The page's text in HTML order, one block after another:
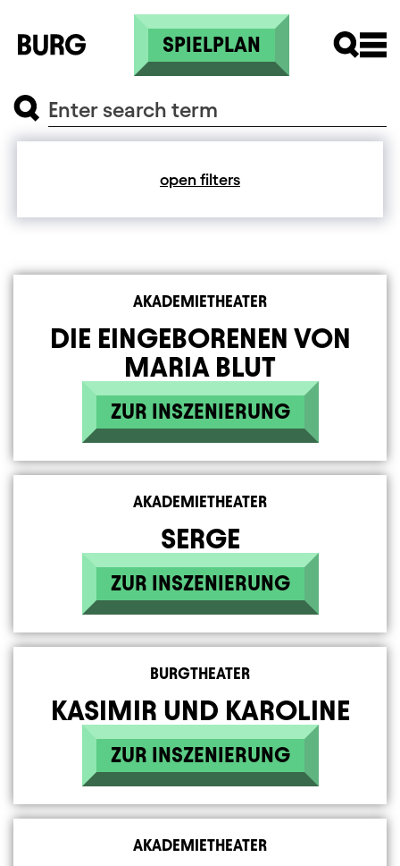
Skip to main content
SPIELPLAN
SEARCH
Search
Search
open filters
DIE EINGEBORENEN VON
MARIA BLUT
AKADEMIETHEATER
ZUR INSZENIERUNG
SERGE
AKADEMIETHEATER
ZUR INSZENIERUNG
KASIMIR UND KAROLINE
BURGTHEATER
ZUR INSZENIERUNG
AKADEMIETHEATER